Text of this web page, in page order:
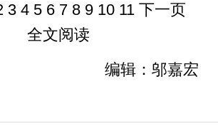
3 4 5 6 7 8 9 10 11 下一页
全文阅读
编辑：邬嘉宏